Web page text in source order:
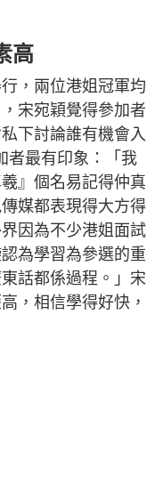
高
，兩位港姐冠軍均
宋宛穎覺得參加者
下討論誰有機會入
者最有印象：「我
』個名易記得仲真
媒都表現得大方得
因為不少港姐面試
為學習為參選的重
話都係過程。」宋
，相信學得好快，